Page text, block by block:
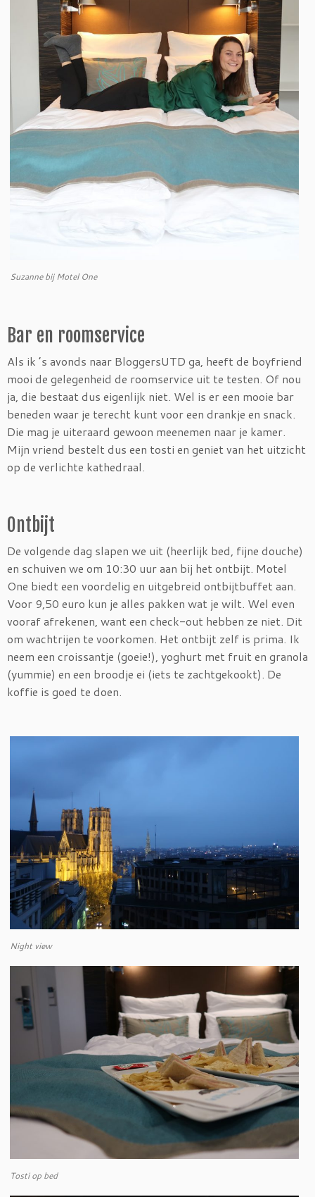
Suzanne bij Motel One
Bar en roomservice
Als ik ’s avonds naar BloggersUTD ga, heeft de boyfriend
mooi de gelegenheid de roomservice uit te testen. Of nou
ja, die bestaat dus eigenlijk niet. Wel is er een mooie bar
beneden waar je terecht kunt voor een drankje en snack.
Die mag je uiteraard gewoon meenemen naar je kamer.
Mijn vriend bestelt dus een tosti en geniet van het uitzicht
op de verlichte kathedraal.
Ontbijt
De volgende dag slapen we uit (heerlijk bed, fijne douche)
en schuiven we om 10:30 uur aan bij het ontbijt. Motel
One biedt een voordelig en uitgebreid ontbijtbuffet aan.
Voor 9,50 euro kun je alles pakken wat je wilt. Wel even
vooraf afrekenen, want een check-out hebben ze niet. Dit
om wachtrijen te voorkomen. Het ontbijt zelf is prima. Ik
neem een croissantje (goeie!), yoghurt met fruit en granola
(yummie) en een broodje ei (iets te zachtgekookt). De
koffie is goed te doen.
Night view
Tosti op bed